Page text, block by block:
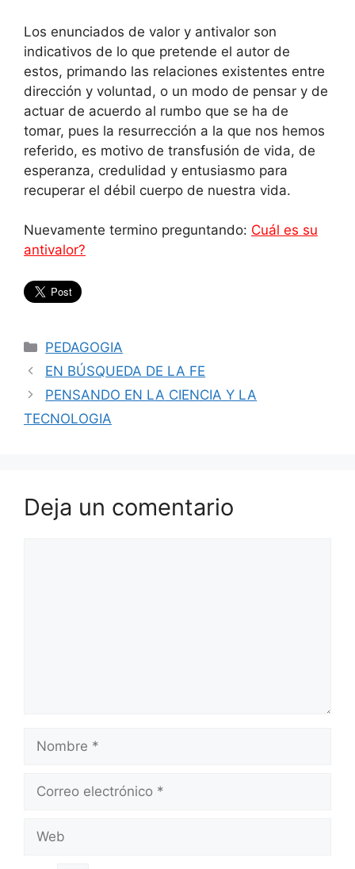
Los enunciados de valor y antivalor son
indicativos de lo que pretende el autor de
estos, primando las relaciones existentes entre
dirección y voluntad, o un modo de pensar y de
actuar de acuerdo al rumbo que se ha de
tomar, pues la resurrección a la que nos hemos
referido, es motivo de transfusión de vida, de
esperanza, credulidad y entusiasmo para
recuperar el débil cuerpo de nuestra vida.
Nuevamente termino preguntando: Cuál es su
antivalor?
Categorías
PEDAGOGIA
EN BÚSQUEDA DE LA FE
PENSANDO EN LA CIENCIA Y LA
TECNOLOGIA
Deja un comentario
electrónico